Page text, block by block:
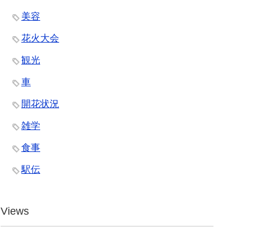
美容
花火大会
観光
車
開花状況
雑学
食事
駅伝
Views